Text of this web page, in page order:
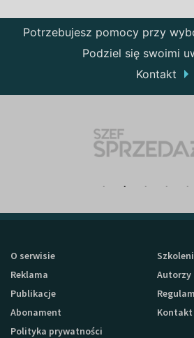
Potrzebujesz pomocy przy
Podziel się swoimi
Kontakt
O serwisie
Reklama
Autorzy
Publikacje
Abonament
Kontakt
Polityka prywatności